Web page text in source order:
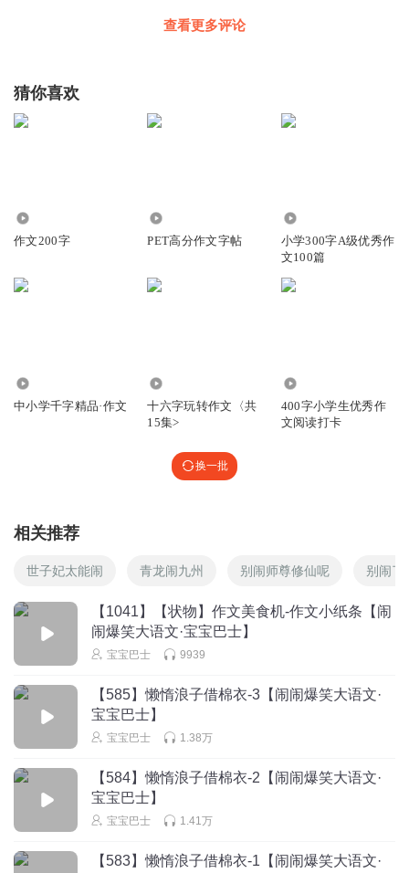
查看更多评论
猜你喜欢
作文200字 PET高分作文字帖
小学300字A级优秀作
文100篇
中小学千字精品·作文
十六字玩转作文〈共
15集>
400字小学生优秀作
文阅读打卡
换一批
相关推荐
世子妃太能闹 青龙闹九州 别闹师尊修仙呢 别闹了
【1041】【状物】作文美食机-作文小纸条【闹
闹爆笑大语文·宝宝巴士】
宝宝巴士 9939
【585】懒惰浪子借棉衣-3【闹闹爆笑大语文·
宝宝巴士】
宝宝巴士 1.38万
【584】懒惰浪子借棉衣-2【闹闹爆笑大语文·
宝宝巴士】
宝宝巴士 1.41万
【583】懒惰浪子借棉衣-1【闹闹爆笑大语文·